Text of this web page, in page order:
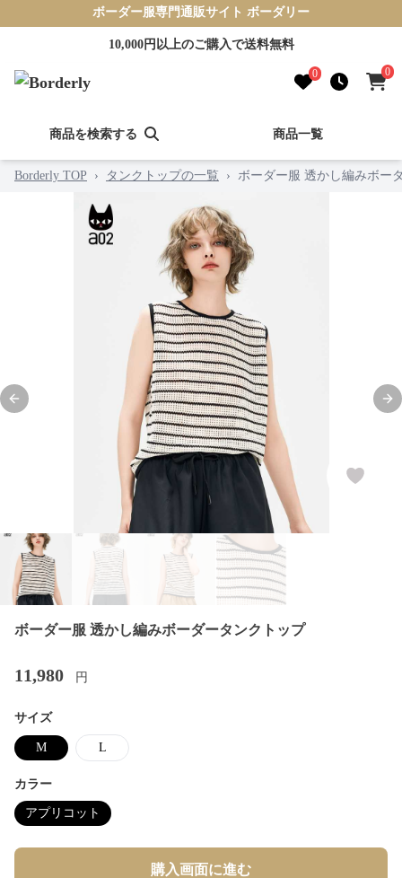
ボーダー服専門通販サイト ボーダリー
10,000円以上のご購入で送料無料
0 0
商品を検索する 商品一覧
Borderly TOP › タンクトップの一覧 › ボーダー服 透かし編みボー
Previous slide
ボーダー服 透かし編みボーダータンクトップ
11,980 円
サイズ
M L
カラー
アプリコット
購入画面に進む